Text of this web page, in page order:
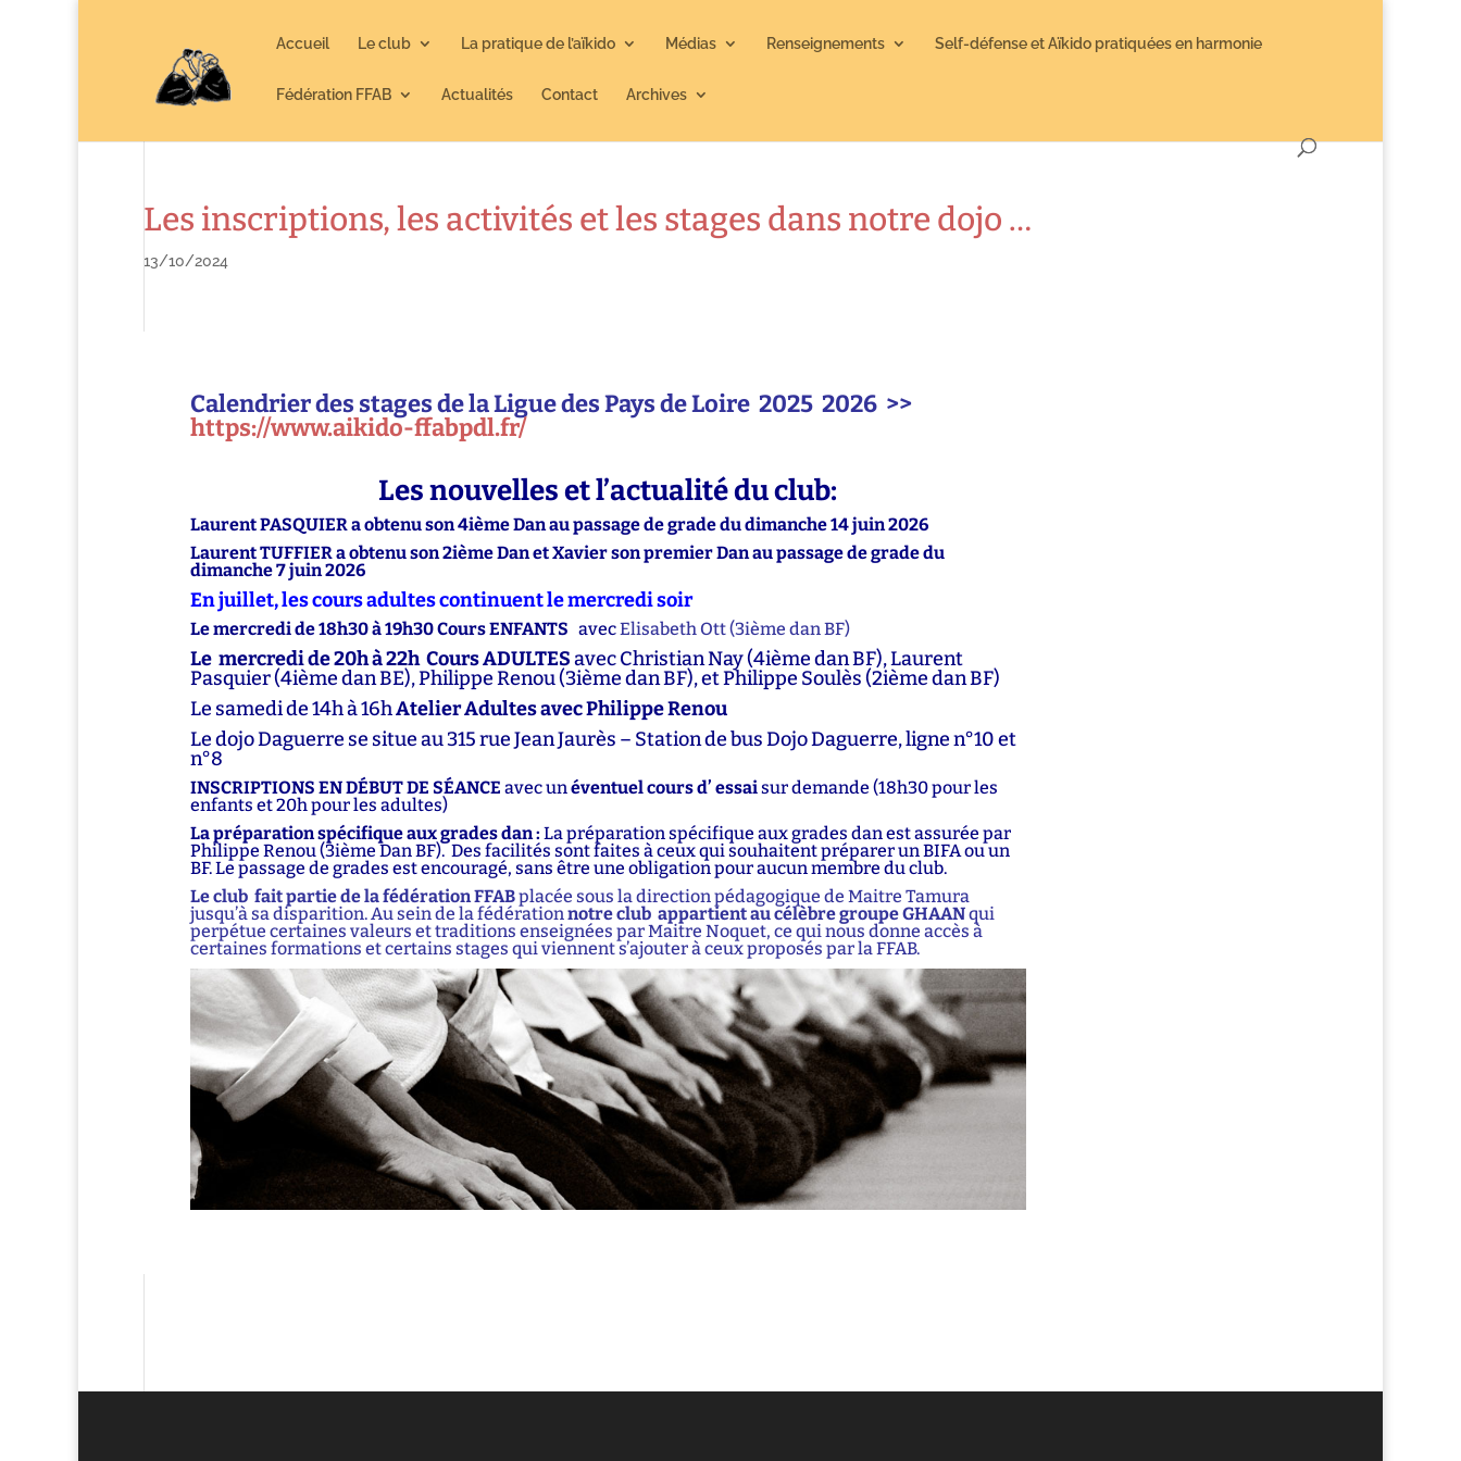
Accueil Le club La pratique de l’aïkido Médias Renseignements Self-défense et Aïkido pratiquées en harmonie
Fédération FFAB Actualités Contact Archives
Les inscriptions, les activités et les stages dans notre dojo …
13/10/2024
Calendrier des stages de la Ligue des Pays de Loire 2025 2026 >>
https://www.aikido-ffabpdl.fr/
Les nouvelles et l’actualité du club:
Laurent PASQUIER a obtenu son 4ième Dan au passage de grade du dimanche 14 juin 2026
Laurent TUFFIER a obtenu son 2ième Dan et Xavier son premier Dan au passage de grade du
dimanche 7 juin 2026
En juillet, les cours adultes continuent le mercredi soir
Le mercredi de 18h30 à 19h30 Cours ENFANTS avecElisabeth Ott (3ième dan BF)
Le mercredi de 20h à 22h Cours ADULTESavec Christian Nay (4ième dan BF),Laurent
Pasquier (4ième dan BE),Philippe Renou (3ième dan BF), et Philippe Soulès (2ième dan BF)
Le samedi de 14h à 16hAtelier Adultes avec Philippe Renou
Le dojo Daguerre se situe au 315 rue Jean Jaurès – Station de bus Dojo Daguerre, ligne n°10 et
n°8
INSCRIPTIONS EN DÉBUT DE SÉANCE avec unéventuel cours d’ essaisur demande (18h30 pour les
enfants et 20h pour les adultes)
La préparation spécifique aux grades dan : La préparation spécifique aux grades dan est assurée par
Philippe Renou (3ième Dan BF). Des facilités sont faites à ceux qui souhaitent préparer un BIFA ou un
BF. Le passage de grades est encouragé, sans être une obligation pour aucun membre du club.
Le club fait partie de lafédération FFABplacée sous la direction pédagogique de Maitre Tamura
jusqu’à sa disparition. Au sein de la fédérationnotre club appartient au célèbregroupe GHAANqui
perpétue certaines valeurs et traditions enseignées par Maitre Noquet, ce qui nous donne accès à
certaines formations et certains stages qui viennent s’ajouter à ceux proposés par la FFAB.